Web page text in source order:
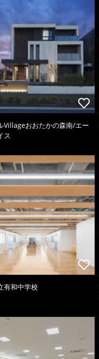
Villageおおたかの森南/エー
ス
有和中学校